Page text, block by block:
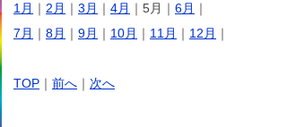
1月 ｜ 2月 ｜ 3月 ｜ 4月 ｜5月｜ 6月 ｜
7月 ｜ 8月 ｜ 9月 ｜ 10月 ｜ 11月 ｜ 12月 ｜
TOP ｜ 前へ ｜ 次へ